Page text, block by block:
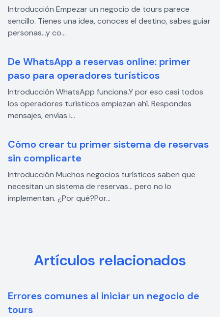
Introducción Empezar un negocio de tours parece
sencillo. Tienes una idea, conoces el destino, sabes guiar
personas…y co...
De WhatsApp a reservas online: primer
paso para operadores turísticos
Introducción WhatsApp funciona.Y por eso casi todos
los operadores turísticos empiezan ahí. Respondes
mensajes, envías i...
Cómo crear tu primer sistema de reservas
sin complicarte
Introducción Muchos negocios turísticos saben que
necesitan un sistema de reservas… pero no lo
implementan. ¿Por qué?Por...
Artículos relacionados
Errores comunes al iniciar un negocio de
tours